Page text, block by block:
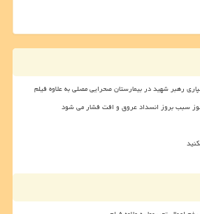
سبب بروز انسداد عروق و افت فشار می شود